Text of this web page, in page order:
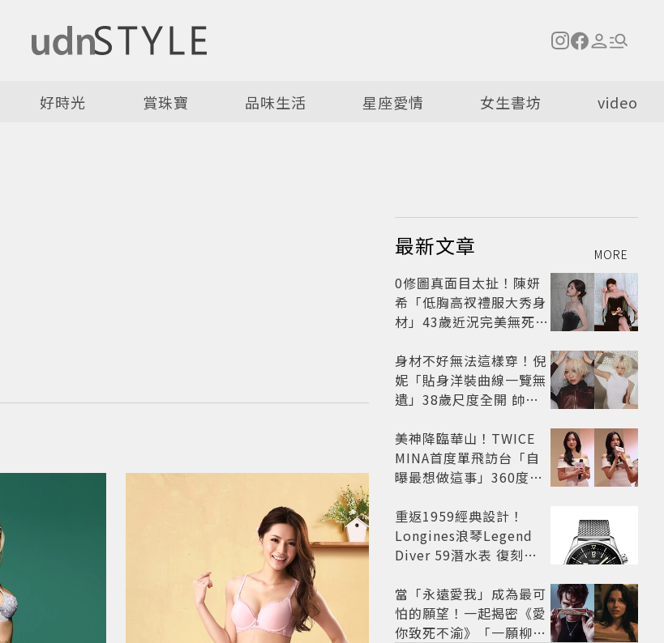
好時光 賞珠寶 品味生活 星座愛情 女生書坊 video
最新文章 MORE
0修圖真面目太扯！陳妍
希「低胸高衩禮服大秀身
材」43歲近況完美無死角
身材不好無法這樣穿！倪
妮「貼身洋裝曲線一覽無
遺」38歲尺度全開 帥氣
美神降臨華山！TWICE
MINA首度單飛訪台「自
曝最想做這事」360度0
開
重返1959經典設計！
Longines浪琴Legend
Diver 59潛水表 復刻懷
當「永遠愛我」成為最可
怕的願望！一起揭密《愛
你致死不渝》「一願柳」